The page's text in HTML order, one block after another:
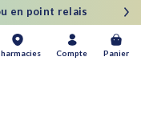
en point relais
Compte Panier
Panier